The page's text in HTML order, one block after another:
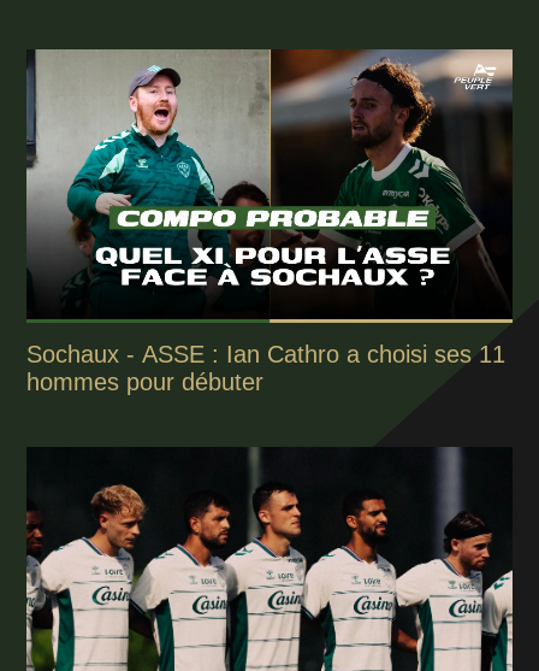
Sochaux - ASSE : Ian Cathro a choisi ses 11
hommes pour débuter